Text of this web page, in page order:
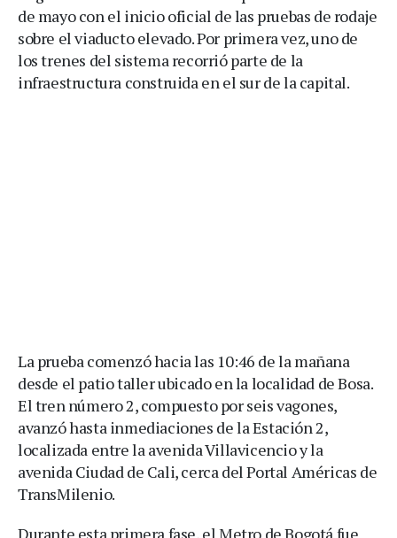
de mayo con el inicio oficial de las pruebas de rodaje
sobre el viaducto elevado. Por primera vez, uno de
los trenes del sistema recorrió parte de la
infraestructura construida en el sur de la capital.
La prueba comenzó hacia las 10:46 de la mañana
desde el patio taller ubicado en la localidad de Bosa.
El tren número 2, compuesto por seis vagones,
avanzó hasta inmediaciones de la Estación 2,
localizada entre la avenida Villavicencio y la
avenida Ciudad de Cali, cerca del Portal Américas de
TransMilenio.
Durante esta primera fase, el Metro de Bogotá fue